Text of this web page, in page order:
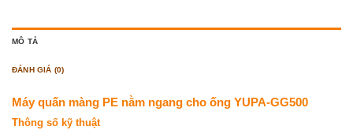
MÔ TẢ
ĐÁNH GIÁ (0)
Máy quấn màng PE nằm ngang cho ống YUPA-GG500
Thông số kỹ thuật